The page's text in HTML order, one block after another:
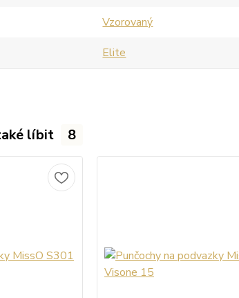
Vzorovaný
Elite
líbit 8